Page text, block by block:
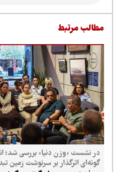
مرتبط
در نشست «وزن دنیا» بررسی شد؛ انسان
گونه‌ای اثرگذار بر سرنوشت زمین تبدیل شد